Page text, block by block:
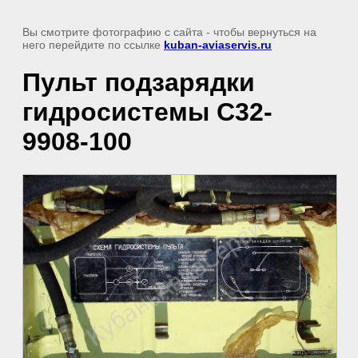
Вы смотрите фотографию с сайта - чтобы вернуться на
него перейдите по ссылке kuban-aviaservis.ru
Пульт подзарядки
гидросистемы С32-
9908-100